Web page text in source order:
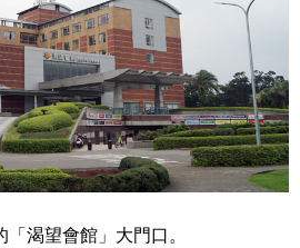
渴望會館」大門口。